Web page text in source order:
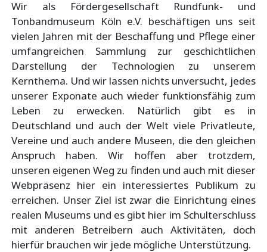
Wir als Fördergesellschaft Rundfunk- und
Tonbandmuseum Köln e.V. beschäftigen uns seit
vielen Jahren mit der Beschaffung und Pflege einer
umfangreichen Sammlung zur geschichtlichen
Darstellung der Technologien zu unserem
Kernthema. Und wir lassen nichts unversucht, jedes
unserer Exponate auch wieder funktionsfähig zum
Leben zu erwecken. Natürlich gibt es in
Deutschland und auch der Welt viele Privatleute,
Vereine und auch andere Museen, die den gleichen
Anspruch haben. Wir hoffen aber trotzdem,
unseren eigenen Weg zu finden und auch mit dieser
Webpräsenz hier ein interessiertes Publikum zu
erreichen. Unser Ziel ist zwar die Einrichtung eines
realen Museums und es gibt hier im Schulterschluss
mit anderen Betreibern auch Aktivitäten, doch
hierfür brauchen wir jede mögliche Unterstützung.